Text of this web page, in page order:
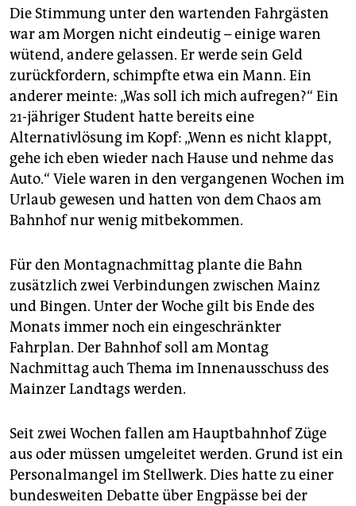
Die Stimmung unter den wartenden Fahrgästen
war am Morgen nicht eindeutig – einige waren
wütend, andere gelassen. Er werde sein Geld
zurückfordern, schimpfte etwa ein Mann. Ein
anderer meinte: „Was soll ich mich aufregen?“ Ein
21-jähriger Student hatte bereits eine
Alternativlösung im Kopf: „Wenn es nicht klappt,
gehe ich eben wieder nach Hause und nehme das
Auto.“ Viele waren in den vergangenen Wochen im
Urlaub gewesen und hatten von dem Chaos am
Bahnhof nur wenig mitbekommen.
Für den Montagnachmittag plante die Bahn
zusätzlich zwei Verbindungen zwischen Mainz
und Bingen. Unter der Woche gilt bis Ende des
Monats immer noch ein eingeschränkter
Fahrplan. Der Bahnhof soll am Montag
Nachmittag auch Thema im Innenausschuss des
Mainzer Landtags werden.
Seit zwei Wochen fallen am Hauptbahnhof Züge
aus oder müssen umgeleitet werden. Grund ist ein
Personalmangel im Stellwerk. Dies hatte zu einer
bundesweiten Debatte über Engpässe bei der